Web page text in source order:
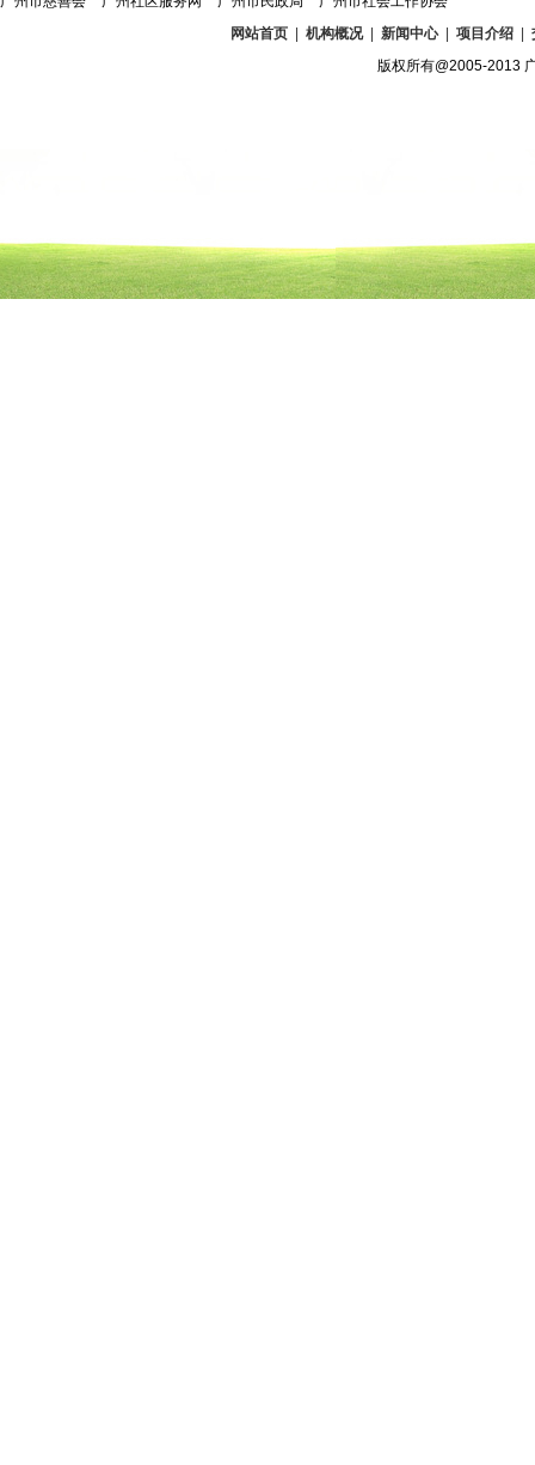
网站首页
机构概况 新闻中心 项目介绍
版权所有@2005-2013